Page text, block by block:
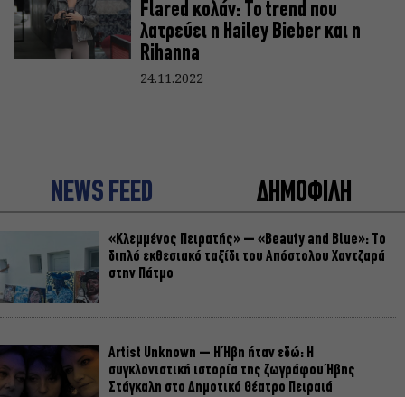
Flared κολάν: Το trend που
λατρεύει η Hailey Bieber και η
Rihanna
24.11.2022
NEWS FEED ΔΗΜΟΦΙΛΗ
«Κλεμμένος Πειρατής» – «Beauty and Blue»: Το
διπλό εκθεσιακό ταξίδι του Απόστολου Χαντζαρά
στην Πάτμο
Artist Unknown – Η Ήβη ήταν εδώ: Η
συγκλονιστική ιστορία της ζωγράφου Ήβης
Στάγκαλη στο Δημοτικό Θέατρο Πειραιά